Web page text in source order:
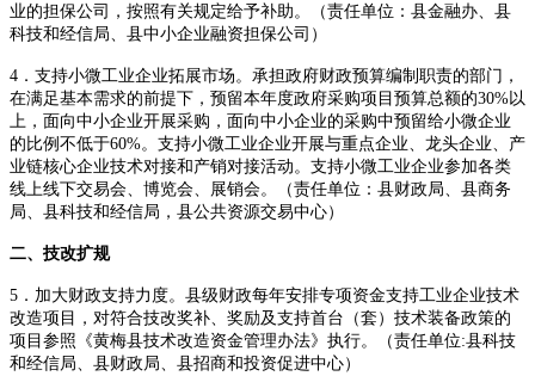
业的担保公司，按照有关规定给予补助。（责任单位：县金融办、县
科技和经信局、县中小企业融资担保公司）
4．支持小微工业企业拓展市场。承担政府财政预算编制职责的部门，
在满足基本需求的前提下，预留本年度政府采购项目预算总额的30%以
上，面向中小企业开展采购，面向中小企业的采购中预留给小微企业
的比例不低于60%。支持小微工业企业开展与重点企业、龙头企业、产
业链核心企业技术对接和产销对接活动。支持小微工业企业参加各类
线上线下交易会、博览会、展销会。（责任单位：县财政局、县商务
局、县科技和经信局，县公共资源交易中心）
二、技改扩规
5．加大财政支持力度。县级财政每年安排专项资金支持工业企业技术
改造项目，对符合技改奖补、奖励及支持首台（套）技术装备政策的
项目参照《黄梅县技术改造资金管理办法》执行。（责任单位:县科技
和经信局、县财政局、县招商和投资促进中心）